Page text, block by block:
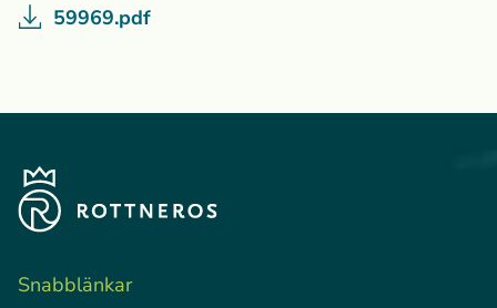
59969.pdf
Snabblänkar